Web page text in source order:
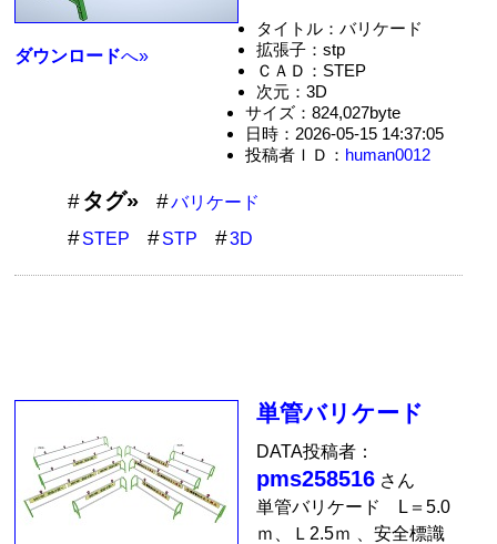
ダウンロードへ»
タイトル：バリケード
拡張子：stp
ＣＡＤ：STEP
次元：3D
サイズ：824,027byte
日時：2026-05-15 14:37:05
投稿者ＩＤ： human0012
タグ»
バリケード
STEP
STP 3D
単管バリケード
DATA投稿者：
pms258516 さん
単管バリケード L＝5.0
ｍ、Ｌ2.5ｍ 、安全標識